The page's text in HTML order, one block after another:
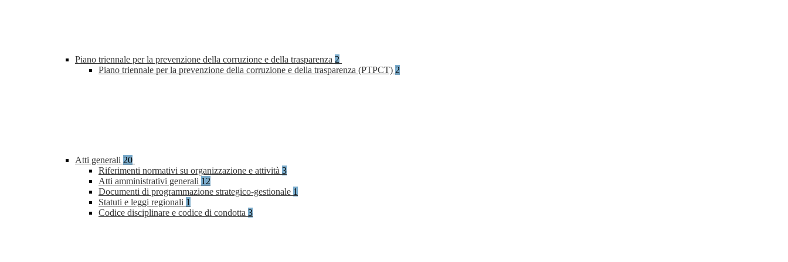
Piano triennale per la prevenzione della corruzione e della trasparenza 2
Piano triennale per la prevenzione della corruzione e della trasparenza (PTPCT) 2
Atti generali 20
Riferimenti normativi su organizzazione e attività 3
Atti amministrativi generali 12
Documenti di programmazione strategico-gestionale 1
Statuti e leggi regionali 1
Codice disciplinare e codice di condotta 3